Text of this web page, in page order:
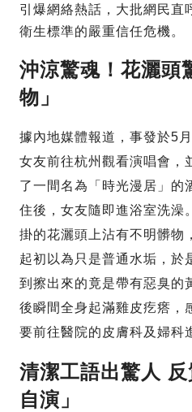
引爆網絡熱話，大批網民直
衛生標準的嚴重信任危機。
沖涼驚魂！花灑頭
物」
據內地媒體報道，事發於5
女友前往杭州觀看演唱會，
了一間名為「時光漫居」的
住後，女友隨即進浴室洗澡
掛的花灑頭上沾有不明髒物
起初以為只是普通水垢，於
到擦出來的竟是帶有惡臭的
後瞬間全身起滿雞皮疙瘩，
要前往醫院的皮膚科及婦科
清潔工語出驚人
自演」